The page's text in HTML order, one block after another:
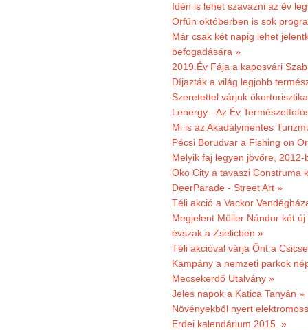
Idén is lehet szavazni az év
Orfűn októberben is sok
Már csak két napig lehet
befogadására »
2019.Év Fája a kaposvári
Díjazták a világ legjobb
Szeretettel várjuk
Lenergy - Az Év
Mi is az Akadálymentes
Pécsi Borudvar a Fishing on
Melyik faj legyen jövőre,
Öko City a tavaszi Construma
DeerParade - Street Art »
Téli akció a Vackor
Megjelent Müller Nándor két
évszak a Zselicben »
Téli akcióval várja Önt a
Kampány a nemzeti parkok
Mecsekerdő Utalvány »
Jeles napok a Katica Tanyán »
Növényekből nyert
Erdei kalendárium 2015. »